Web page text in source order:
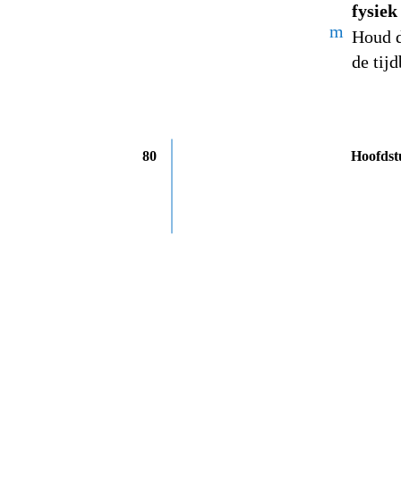
80
m Houd
de